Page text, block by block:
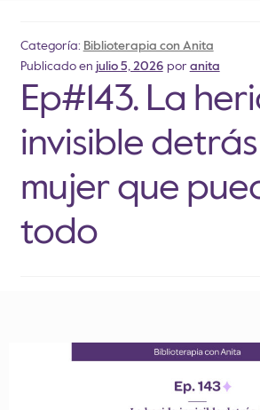
Categoría: Biblioterapia con Anita
Publicado en julio 5, 2026 por anita
Ep#143. La
invisible
mujer que
todo